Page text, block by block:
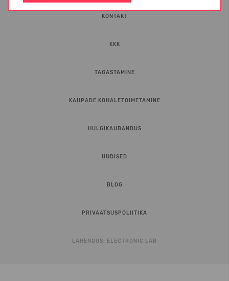
KONTAKT
KKK
TAGASTAMINE
KAUPADE KOHALETOIMETAMINE
HULGIKAUBANDUS
UUDISED
BLOG
PRIVAATSUSPOLIITIKA
LAHENDUS: ELECTRONIC LAB